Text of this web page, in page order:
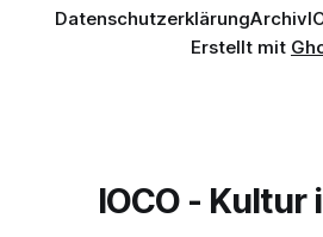
DatenschutzerklärungArchiv
Erstellt mit
IOCO - Kultur